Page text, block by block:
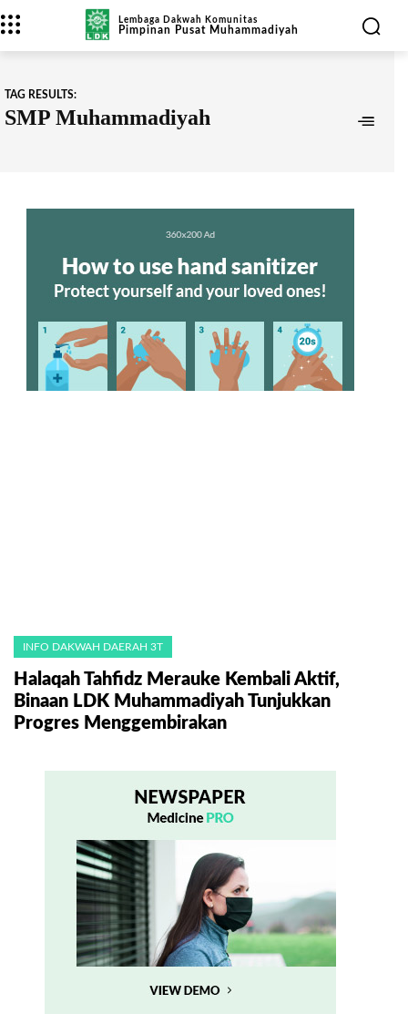
Lembaga Dakwah Komunitas
Pimpinan Pusat Muhammadiyah
TAG RESULTS:
SMP Muhammadiyah
INFO DAKWAH DAERAH 3T
Halaqah Tahfidz Merauke Kembali Aktif,
Binaan LDK Muhammadiyah Tunjukkan
Progres Menggembirakan